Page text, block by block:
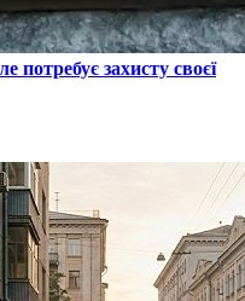
потребує захисту своєї